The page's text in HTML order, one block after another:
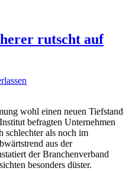
rutscht auf
wohl einen neuen Tiefstand
befragten Unternehmen
schlechter als noch im
aus der
der Branchenverband
besonders düster.